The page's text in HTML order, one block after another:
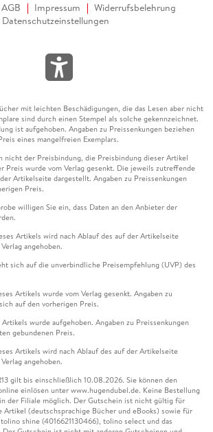
AGB Impressum
Widerrufsbelehrung
Datenschutzeinstellungen
mit leichten Beschädigungen, die das Lesen aber nicht
sind durch einen Stempel als solche gekennzeichnet.
ist aufgehoben. Angaben zu Preissenkungen beziehen
eines mangelfreien Exemplars.
nicht der Preisbindung, die Preisbindung dieser Artikel
Preis wurde vom Verlag gesenkt. Die jeweils zutreffende
Artikelseite dargestellt. Angaben zu Preissenkungen
Preis.
willigen Sie ein, dass Daten an den Anbieter der
Artikels wird nach Ablauf des auf der Artikelseite
angehoben.
sich auf die unverbindliche Preisempfehlung (UVP) des
Artikels wurde vom Verlag gesenkt. Angaben zu
auf den vorherigen Preis.
wurde aufgehoben. Angaben zu Preissenkungen
gebundenen Preis.
Artikels wird nach Ablauf des auf der Artikelseite
angehoben.
gilt bis einschließlich 10.08.2026. Sie können den
einlösen unter www.hugendubel.de. Keine Bestellung
der Filiale möglich. Der Gutschein ist nicht gültig für
Artikel (deutschsprachige Bücher und eBooks) sowie für
shine (4016621130466), tolino select und das